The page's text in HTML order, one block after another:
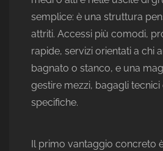
semplice: è una struttura
attriti. Accessi più comodi,
rapide, servizi orientati a chi
bagnato o stanco, e una
gestire mezzi, bagagli tecnici
specifiche.
Il primo vantaggio concreto